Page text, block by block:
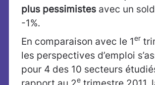
plus pessimistes avec un
-1%.
En comparaison avec le 1er
les perspectives d’emploi
pour 4 des 10 secteurs
e